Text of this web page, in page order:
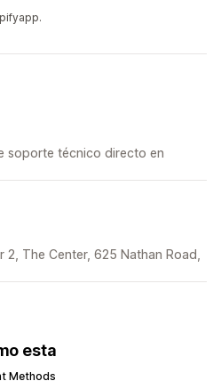
soporte técnico directo en
2, The Center, 625 Nathan Road,
esta
Methods